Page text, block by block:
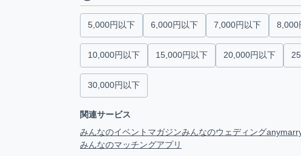
5,000円以下 6,000円以下 7,000円以下 8,000
10,000円以下 15,000円以下 20,000円以下
30,000円以下
関連サービス
みんなのイベントマガジンみんなのウェディング
みんなのマッチングアプリ